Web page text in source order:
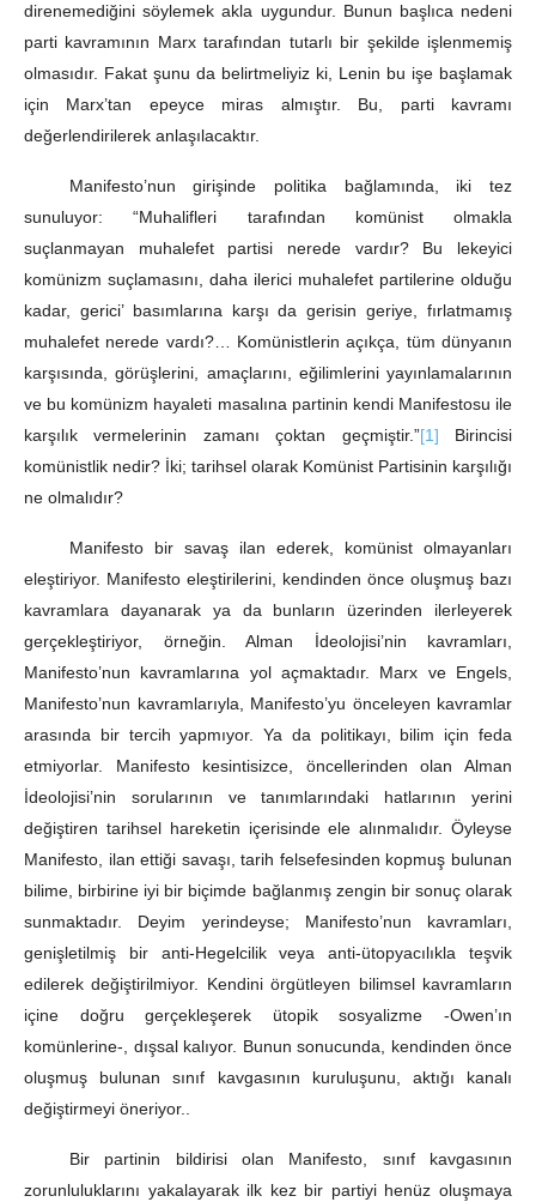
direnemediğini söylemek akla uygundur. Bunun başlıca nedeni
parti kavramının Marx tarafından tutarlı bir şekilde işlenmemiş
olmasıdır. Fakat şunu da belirtmeliyiz ki, Lenin bu işe başlamak
için Marx’tan epeyce miras almıştır. Bu, parti kavramı
değerlendirilerek anlaşılacaktır.
Manifesto’nun girişinde politika bağlamında, iki tez
sunuluyor: “Muhalifleri tarafından komünist olmakla
suçlanmayan muhalefet partisi nerede vardır? Bu lekeyici
komünizm suçlamasını, daha ilerici muhalefet partilerine olduğu
kadar, gerici’ basımlarına karşı da gerisin geriye, fırlatmamış
muhalefet nerede vardı?… Komünistlerin açıkça, tüm dünyanın
karşısında, görüşlerini, amaçlarını, eğilimlerini yayınlamalarının
ve bu komünizm hayaleti masalına partinin kendi Manifestosu ile
karşılık vermelerinin zamanı çoktan geçmiştir.”[1] Birincisi
komünistlik nedir? İki; tarihsel olarak Komünist Partisinin karşılığı
ne olmalıdır?
Manifesto bir savaş ilan ederek, komünist olmayanları
eleştiriyor. Manifesto eleştirilerini, kendinden önce oluşmuş bazı
kavramlara dayanarak ya da bunların üzerinden ilerleyerek
gerçekleştiriyor, örneğin. Alman İdeolojisi’nin kavramları,
Manifesto’nun kavramlarına yol açmaktadır. Marx ve Engels,
Manifesto’nun kavramlarıyla, Manifesto’yu önceleyen kavramlar
arasında bir tercih yapmıyor. Ya da politikayı, bilim için feda
etmiyorlar. Manifesto kesintisizce, öncellerinden olan Alman
İdeolojisi’nin sorularının ve tanımlarındaki hatlarının yerini
değiştiren tarihsel hareketin içerisinde ele alınmalıdır. Öyleyse
Manifesto, ilan ettiği savaşı, tarih felsefesinden kopmuş bulunan
bilime, birbirine iyi bir biçimde bağlanmış zengin bir sonuç olarak
sunmaktadır. Deyim yerindeyse; Manifesto’nun kavramları,
genişletilmiş bir anti-Hegelcilik veya anti-ütopyacılıkla teşvik
edilerek değiştirilmiyor. Kendini örgütleyen bilimsel kavramların
içine doğru gerçekleşerek ütopik sosyalizme -Owen’ın
komünlerine-, dışsal kalıyor. Bunun sonucunda, kendinden önce
oluşmuş bulunan sınıf kavgasının kuruluşunu, aktığı kanalı
değiştirmeyi öneriyor..
Bir partinin bildirisi olan Manifesto, sınıf kavgasının
zorunluluklarını yakalayarak ilk kez bir partiyi henüz oluşmaya